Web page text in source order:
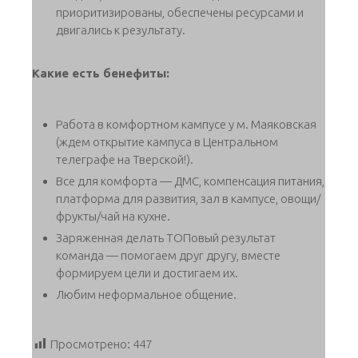
приоритизированы, обеспечены ресурсами и
двигались к результату.
Какие есть бенефиты:
Работа в комфортном кампусе у м. Маяковская
(ждем открытие кампуса в Центральном
телеграфе на Тверской!).
Все для комфорта — ДМС, компенсация питания,
платформа для развития, зал в кампусе, овощи/
фрукты/чай на кухне.
Заряженная делать ТОПовый результат
команда — помогаем друг другу, вместе
формируем цели и достигаем их.
Любим неформальное общение.
Просмотрено: 447